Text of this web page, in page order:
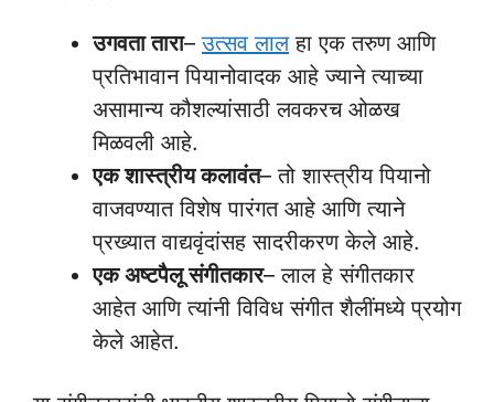
उगवता तारा–उत्सव लालहा एक तरुण आणि
प्रतिभावान पियानोवादक आहे ज्याने त्याच्या
असामान्य कौशल्यांसाठी लवकरच ओळख
मिळवली आहे.
एक शास्त्रीय कलावंत– तो शास्त्रीय पियानो
वाजवण्यात विशेष पारंगत आहे आणि त्याने
प्रख्यात वाद्यवृंदांसह सादरीकरण केले आहे.
एक अष्टपैलू संगीतकार– लाल हे संगीतकार
आहेत आणि त्यांनी विविध संगीत शैलींमध्ये प्रयोग
केले आहेत.